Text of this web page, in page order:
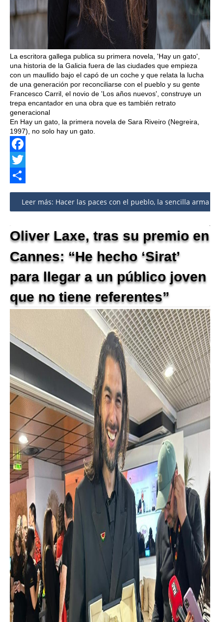
La escritora gallega publica su primera novela, 'Hay un gato',
una historia de la Galicia fuera de las ciudades que empieza
con un maullido bajo el capó de un coche y que relata la lucha
de una generación por reconciliarse con el pueblo y su gente
Francesco Carril, el novio de 'Los años nuevos', construye un
trepa encantador en una obra que es también retrato
generacional
En Hay un gato, la primera novela de Sara Riveiro (Negreira,
1997), no solo hay un gato.
Facebook
Twitter
Share
Leer más: Hacer las paces con el pueblo, la sencilla arma
Oliver Laxe, tras su premio en
Cannes: “He hecho ‘Sirat’
para llegar a un público joven
que no tiene referentes”